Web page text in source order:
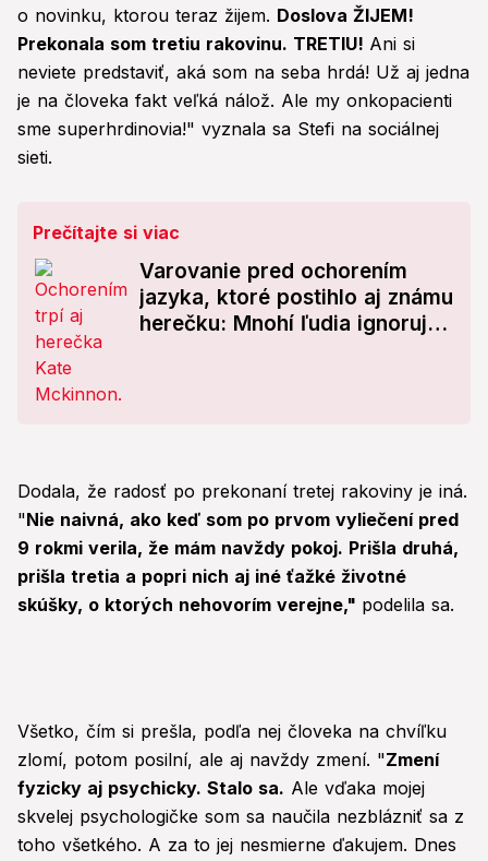
o novinku, ktorou teraz žijem. Doslova ŽIJEM!
Prekonala som tretiu rakovinu. TRETIU! Ani si
neviete predstaviť, aká som na seba hrdá! Už aj jedna
je na človeka fakt veľká nálož. Ale my onkopacienti
sme superhrdinovia!" vyznala sa Stefi na sociálnej
sieti.
Prečítajte si viac
Varovanie pred ochorením
jazyka, ktoré postihlo aj známu
herečku: Mnohí ľudia ignorujú
Dodala, že radosť po prekonaní tretej rakoviny je iná.
"Nie naivná, ako keď som po prvom vyliečení pred
9 rokmi verila, že mám navždy pokoj. Prišla druhá,
prišla tretia a popri nich aj iné ťažké životné
skúšky, o ktorých nehovorím verejne," podelila sa.
Všetko, čím si prešla, podľa nej človeka na chvíľku
zlomí, potom posilní, ale aj navždy zmení. "Zmení
fyzicky aj psychicky. Stalo sa. Ale vďaka mojej
skvelej psychologičke som sa naučila nezblázniť sa z
toho všetkého. A za to jej nesmierne ďakujem. Dnes